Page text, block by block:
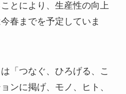
とにより、生産性の向上
春までを予定していま
「つなぐ、ひろげる、こ
ンに掲げ、モノ、ヒト、